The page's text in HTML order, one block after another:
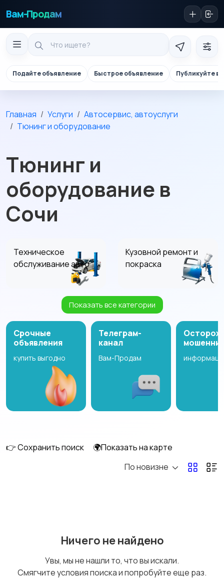
Вам-Продам
Подайте объявление Быстрое объявление Публикуйте в
Главная Услуги
Автосервис, автоуслуги
Тюнинг и оборудование
Тюнинг и
оборудование в
Сочи
Техническое
обслуживание авто
Кузовной ремонт и
покраска
Диагностика и
ремонт авто
Тюнинг и
оборудование
Мойка и уход за авто
ремонт дисков
Показать все категории
Срочные
объявления
купить выгодно
Телеграм-
канал
Вам-Продам
👉 Сохранить поиск
🌍Показать на карте
По новизне
Ничего не найдено
Увы, мы не нашли то, что вы искали.
Смягчите условия поиска и попробуйте еще раз.